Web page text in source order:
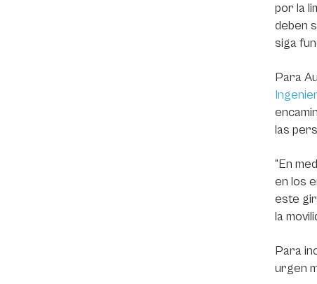
por la
deben
siga
Para
las
“En
en los
este
la
Para
urgen